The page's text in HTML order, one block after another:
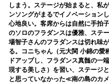
しまう。ステージが始まると、私
ンソングがまるでイノベーション
心地良い。客席からは自然に手拍
のソロのフラダンスは優雅、ステ
場智子さんのフラダンスは切れ味
る。コニちゃん（元大関 小錦の愛
ドアップし、フラダンス真髄の一
現する美しさ）を習い、ステージ
と思っていなかった≪南の島のカ